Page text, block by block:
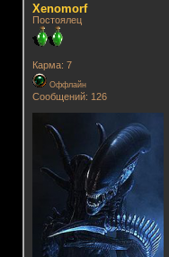
Xenomorf
Постоялец
Карма: 7
Оффлайн
Сообщений: 126